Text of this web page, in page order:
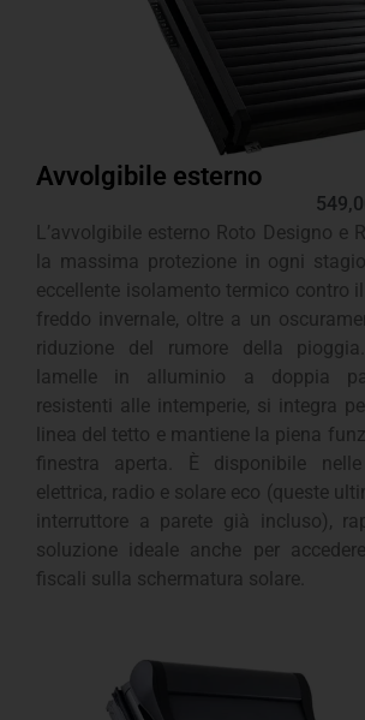
Avvolgibile esterno
L’avvolgibile esterno Roto Designo e
la massima protezione in ogni
eccellente isolamento termico contro il
freddo invernale, oltre a un
riduzione del rumore della
lamelle in alluminio a doppia
resistenti alle intemperie, si integra
linea del tetto e mantiene la piena
finestra aperta. È disponibile nelle
elettrica, radio e solare eco (queste
interruttore a parete già incluso),
soluzione ideale anche per
fiscali sulla schermatura solare.